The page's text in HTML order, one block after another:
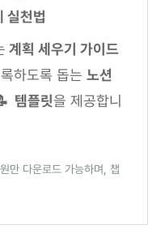
실천법
계획 세우기 가이드
하도록 돕는 노션
템플릿을 제공합니
만 다운로드 가능하며, 챕